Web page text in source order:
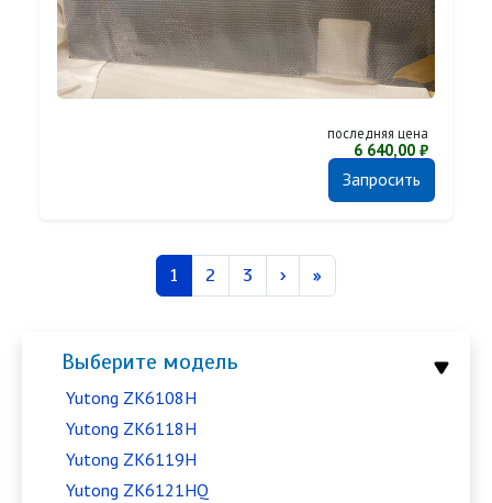
Выберите модель
Yutong ZK6108H
Yutong ZK6118H
Yutong ZK6119H
Yutong ZK6121HQ
последняя цена
6 640,00 ₽
Запросить
Нумерация страниц
Страница
1 Страница
2 Страница
3 Следующая страница
› Последняя страница
»